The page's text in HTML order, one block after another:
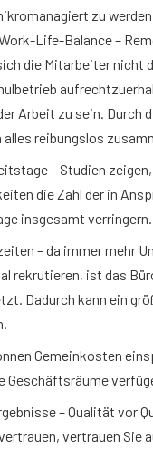
zu werden.
Life-Balance –
die Mitarbeiter nicht
Arbeit zu sein. Durch
reibungslos
– Studien
die Zahl der in
insgesamt verringern.
– da immer mehr
rekrutieren, ist das
Dadurch kann ein
Gemeinkosten
Geschäftsräume
– Qualität vor
vertrauen Sie